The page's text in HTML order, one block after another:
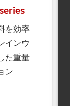
を効率
インウ
た重量
ン